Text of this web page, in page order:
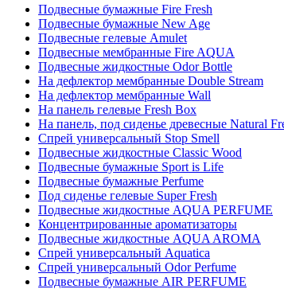
Подвесные бумажные Fire Fresh
Подвесные бумажные New Age
Подвесные гелевые Amulet
Подвесные мембранные Fire AQUA
Подвесные жидкостные Odor Bottle
На дефлектор мембранные Double Stream
На дефлектор мембранные Wall
На панель гелевые Fresh Box
На панель, под сиденье древесные Natural
Спрей универсальный Stop Smell
Подвесные жидкостные Classic Wood
Подвесные бумажные Sport is Life
Подвесные бумажные Perfume
Под сиденье гелевые Super Fresh
Подвесные жидкостные AQUA PERFUME
Концентрированные ароматизаторы
Подвесные жидкостные AQUA AROMA
Спрей универсальный Aquatica
Спрей универсальный Odor Perfume
Подвесные бумажные AIR PERFUME